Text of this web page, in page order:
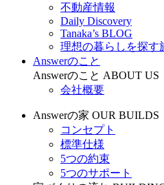
不動産情報
Daily Discovery
Tanaka’s BLOG
理想の暮らしを探す
Answerのこと
Answerのこと ABOUT US
会社概要
Answerの家 OUR BUILDS
コンセプト
標準仕様
5つの約束
5つのサポート